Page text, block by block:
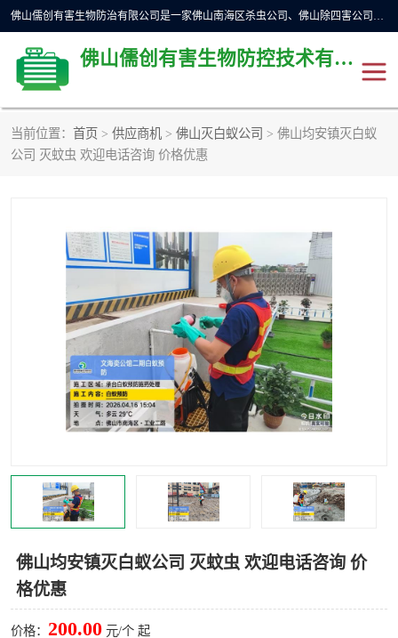
佛山儒创有害生物防治有限公司是一家佛山南海区杀虫公司、佛山除四害公司、佛山灭白蚁公司、佛山白蚁防治公司，让您远离虫害困扰。要问佛山白蚁防治哪家好？佛山儒创有害生物防治有限公司全佛山、广州，正规公司，上门勘查，可靠，售后有保障。
佛山儒创有害生物防控技术有限公司
当前位置： 首页 > 供应商机 > 佛山灭白蚁公司 > 佛山均安镇灭白蚁
公司 灭蚊虫 欢迎电话咨询 价格优惠
佛山均安镇灭白蚁公司 灭蚊虫 欢迎电话咨询 价
格优惠
价格： 200.00 元/个 起
除四害公司
佛山灭白蚁公司 佛山杀虫公司
灭鼠
灭蜱虫 消杀
灭苍蝇 灭跳蚤
灭蚊虫 灭蟑螂
害虫防治 灭杀害虫